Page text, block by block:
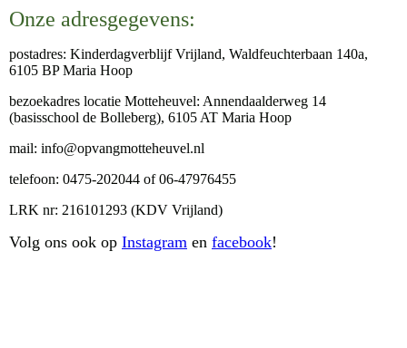
Onze adresgegevens:
postadres: Kinderdagverblijf Vrijland, Waldfeuchterbaan 140a,
6105 BP Maria Hoop
bezoekadres locatie Motteheuvel: Annendaalderweg 14
(basisschool de Bolleberg), 6105 AT Maria Hoop
mail: info@opvangmotteheuvel.nl
telefoon: 0475-202044 of 06-47976455
LRK nr: 216101293 (KDV Vrijland)
Volg ons ook op Instagram en facebook!